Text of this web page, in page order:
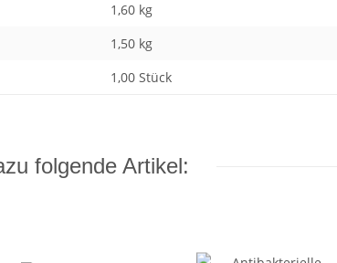
1,60 kg
1,50 kg
1,00 Stück
folgende Artikel: